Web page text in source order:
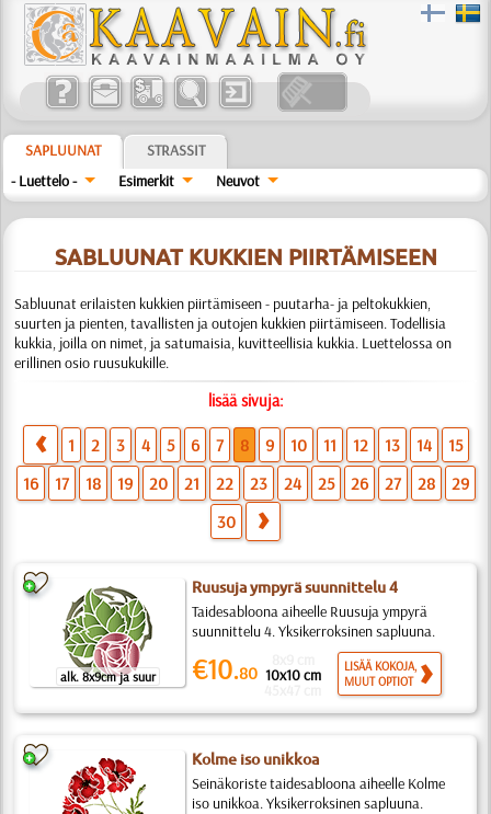
SAPLUUNAT
STRASSIT
- Luettelo -
Esimerkit Neuvot
SABLUUNAT KUKKIEN PIIRTÄMISEEN
Sabluunat erilaisten kukkien piirtämiseen - puutarha- ja peltokukkien,
suurten ja pienten, tavallisten ja outojen kukkien piirtämiseen. Todellisia
kukkia, joilla on nimet, ja satumaisia, kuvitteellisia kukkia. Luettelossa on
erillinen osio ruusukukille.
lisää sivuja:
1 2 3 4 5 6 7 8 9 10 11 12 13 14
15
16
17 18 19 20 21 22 23 24 25 26 27 28
29
30
alk. 8x9cm ja suur
Ruusuja ympyrä suunnittelu 4
Taidesabloona aiheelle Ruusuja ympyrä
suunnittelu 4. Yksikerroksinen sapluuna.
€10.80 10x10 cm
LISÄÄ KOKOJA,
MUUT OPTIOT
Kolme iso unikkoa
Seinäkoriste taidesabloona aiheelle Kolme
iso unikkoa. Yksikerroksinen sapluuna.